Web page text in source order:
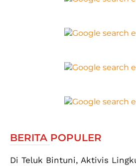
BERITA POPULER
Di Teluk Bintuni, Aktivis